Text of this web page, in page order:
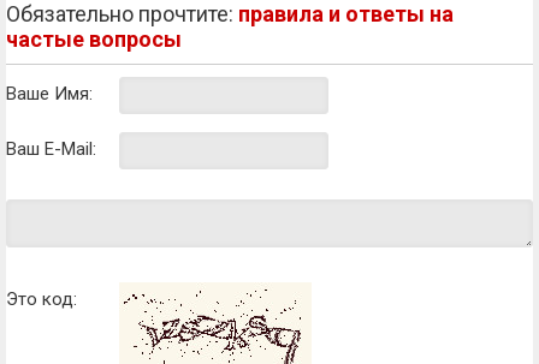
Обязательно прочтите: правила и ответы на
частые вопросы
Ваше Имя:
Ваш E-Mail:
Это код: